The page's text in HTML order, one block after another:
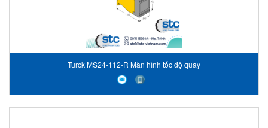
Turck MS24-112-R Màn hình tốc độ quay